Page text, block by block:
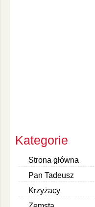
Kategorie
Strona główna
Pan Tadeusz
Krzyżacy